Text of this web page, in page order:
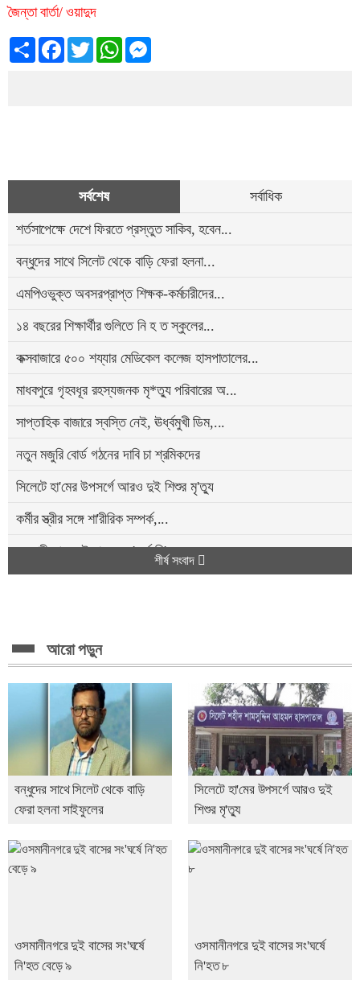
জৈন্তা বার্তা/ ওয়াদুদ
Share FacebookTwitterWhatsApp
সর্বশেষ সর্বাধিক
শর্তসাপেক্ষে দেশে ফিরতে প্রস্তুত সাকিব, হবেন...
বন্ধুদের সাথে সিলেট থেকে বাড়ি ফেরা হলনা...
এমপিওভুক্ত অবসরপ্রাপ্ত শিক্ষক-কর্মচারীদের...
১৪ বছরের শিক্ষার্থীর গুলিতে নি হ ত স্কুলের...
কক্সবাজারে ৫০০ শয্যার মেডিকেল কলেজ হাসপাতালের...
মাধবপুরে গৃহবধূর রহস্যজনক মৃ*ত্যু পরিবারের অ...
সাপ্তাহিক বাজারে স্বস্তি নেই, ঊর্ধ্বমুখী ডিম,...
নতুন মজুরি বোর্ড গঠনের দাবি চা শ্রমিকদের
সিলেটে হা'মের উপসর্গে আরও দুই শিশুর মৃ'ত্যু
কর্মীর স্ত্রীর সঙ্গে শা'রীরিক সম্পর্ক,...
ওসমানীনগরে দুই বাসের সং'ঘর্ষে নি'হত বেড়ে ৯
জগন্নাথপুরে নৌ/কাডুবিতে নি/হত চার পরিবারের...
বড়লেখায় মা/দকবি/রোধী শপথ ও বিতর্ক প্রতিযোগিতা
শীর্ষ সংবাদ
আরো পড়ুন
বন্ধুদের সাথে সিলেট থেকে বাড়ি
ফেরা হলনা সাইফুলের
সিলেটে হা'মের উপসর্গে আরও দুই
শিশুর মৃ'ত্যু
ওসমানীনগরে দুই বাসের সং'ঘর্ষে
নি'হত বেড়ে ৯
ওসমানীনগরে দুই বাসের সং'ঘর্ষে
নি'হত ৮